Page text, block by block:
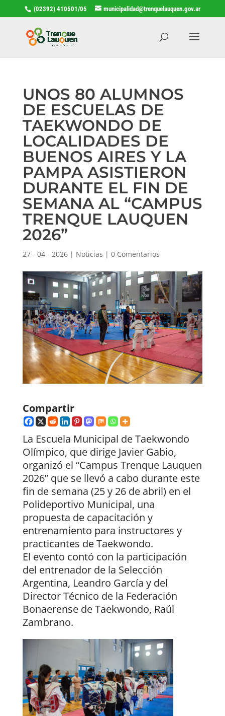
(02392) 410501/05 municipalidad@trenquelauquen.gov.ar
UNOS 80 ALUMNOS
DE ESCUELAS DE
TAEKWONDO DE
LOCALIDADES DE
BUENOS AIRES Y LA
PAMPA ASISTIERON
DURANTE EL FIN DE
SEMANA AL “CAMPUS
TRENQUE LAUQUEN
2026”
27 - 04 - 2026| Noticias | 0 Comentarios
Compartir
La Escuela Municipal de Taekwondo
Olímpico, que dirige Javier Gabio,
organizó el “Campus Trenque Lauquen
2026” que se llevó a cabo durante este
fin de semana (25 y 26 de abril) en el
Polideportivo Municipal, una
propuesta de capacitación y
entrenamiento para instructores y
practicantes de Taekwondo.
El evento contó con la participación
del entrenador de la Selección
Argentina, Leandro García y del
Director Técnico de la Federación
Bonaerense de Taekwondo, Raúl
Zambrano.